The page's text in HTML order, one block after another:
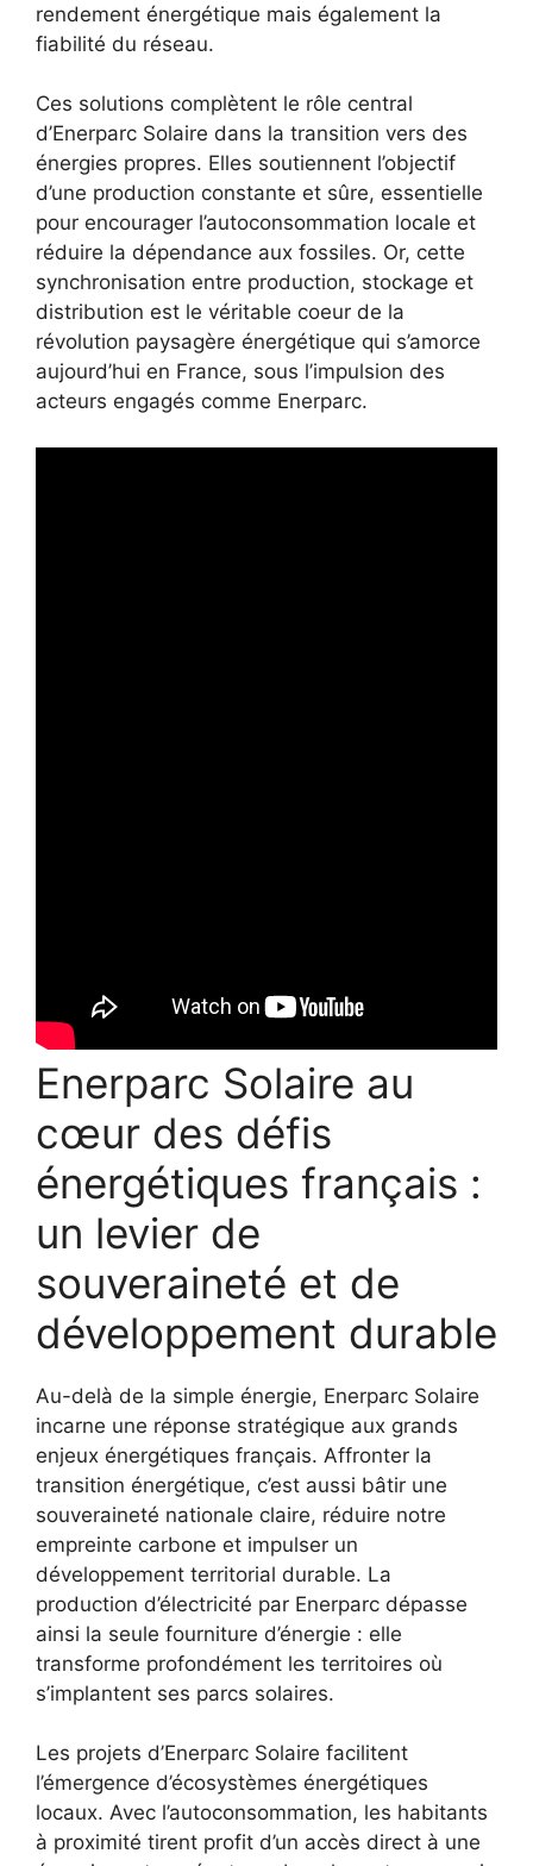
rendement énergétique mais également la
fiabilité du réseau.
Ces solutions complètent le rôle central
d’Enerparc Solaire dans la transition vers des
énergies propres. Elles soutiennent l’objectif
d’une production constante et sûre, essentielle
pour encourager l’autoconsommation locale et
réduire la dépendance aux fossiles. Or, cette
synchronisation entre production, stockage et
distribution est le véritable coeur de la
révolution paysagère énergétique qui s’amorce
aujourd’hui en France, sous l’impulsion des
acteurs engagés comme Enerparc.
Enerparc Solaire au
cœur des défis
énergétiques français :
un levier de
souveraineté et de
développement durable
Au-delà de la simple énergie, Enerparc Solaire
incarne une réponse stratégique aux grands
enjeux énergétiques français. Affronter la
transition énergétique, c’est aussi bâtir une
souveraineté nationale claire, réduire notre
empreinte carbone et impulser un
développement territorial durable. La
production d’électricité par Enerparc dépasse
ainsi la seule fourniture d’énergie : elle
transforme profondément les territoires où
s’implantent ses parcs solaires.
Les projets d’Enerparc Solaire facilitent
l’émergence d’écosystèmes énergétiques
locaux. Avec l’autoconsommation, les habitants
à proximité tirent profit d’un accès direct à une